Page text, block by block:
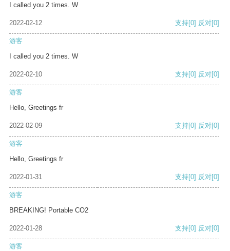
I called you 2 times. W
2022-02-12 支持[0] 反对[0]
游客
I called you 2 times. W
2022-02-10 支持[0] 反对[0]
游客
Hello, Greetings fr
2022-02-09 支持[0] 反对[0]
游客
Hello, Greetings fr
2022-01-31 支持[0] 反对[0]
游客
BREAKING! Portable CO2
2022-01-28 支持[0] 反对[0]
游客